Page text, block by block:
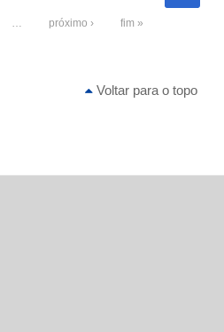
próximo › fim »
Voltar para o topo